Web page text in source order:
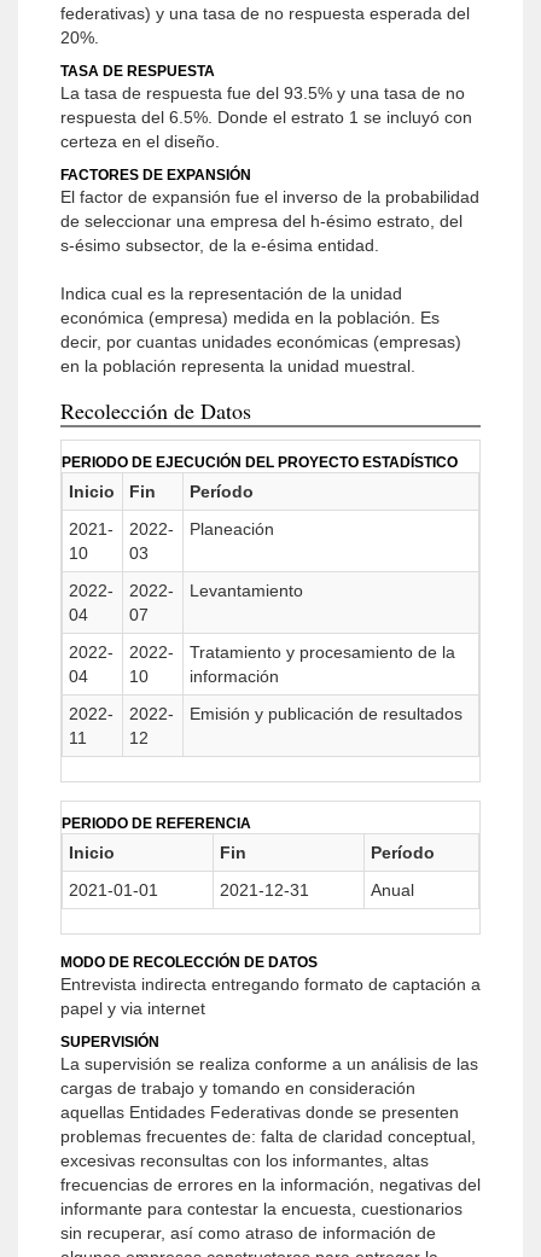
federativas) y una tasa de no respuesta esperada del
20%.
TASA DE RESPUESTA
La tasa de respuesta fue del 93.5% y una tasa de no
respuesta del 6.5%. Donde el estrato 1 se incluyó con
certeza en el diseño.
FACTORES DE EXPANSIÓN
El factor de expansión fue el inverso de la probabilidad
de seleccionar una empresa del h-ésimo estrato, del
s-ésimo subsector, de la e-ésima entidad.
Indica cual es la representación de la unidad
económica (empresa) medida en la población. Es
decir, por cuantas unidades económicas (empresas)
en la población representa la unidad muestral.
Recolección de Datos
PERIODO DE EJECUCIÓN DEL PROYECTO ESTADÍSTICO
Inicio Fin
Período
2021-
10
2022-
03
Planeación
2022-
04
2022-
07
Levantamiento
2022-
04
2022-
10
Tratamiento y procesamiento de la
información
2022-
11
2022-
12
Emisión y publicación de resultados
PERIODO DE REFERENCIA
Inicio Fin
Período
2021-01-01
2021-12-31 Anual
MODO DE RECOLECCIÓN DE DATOS
Entrevista indirecta entregando formato de captación a
papel y via internet
SUPERVISIÓN
La supervisión se realiza conforme a un análisis de las
cargas de trabajo y tomando en consideración
aquellas Entidades Federativas donde se presenten
problemas frecuentes de: falta de claridad conceptual,
excesivas reconsultas con los informantes, altas
frecuencias de errores en la información, negativas del
informante para contestar la encuesta, cuestionarios
sin recuperar, así como atraso de información de